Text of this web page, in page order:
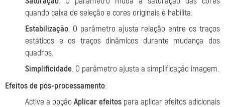
quando caixa de seleção e cores originais é habilita.
Estabilização. O parâmetro ajusta relação entre os traços
estáticos e os traços dinâmicos durante mudança dos
quadros.
Simplificidade. O parâmetro ajusta a simplificação imagem.
Efeitos de pós-processamento:
Active a opção Aplicar efeitos para aplicar efeitos adicionais